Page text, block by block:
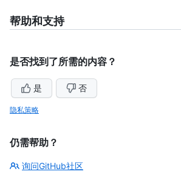
帮助和支持
是否找到了所需的内容？
是 否
隐私策略
仍需帮助？
询问GitHub社区